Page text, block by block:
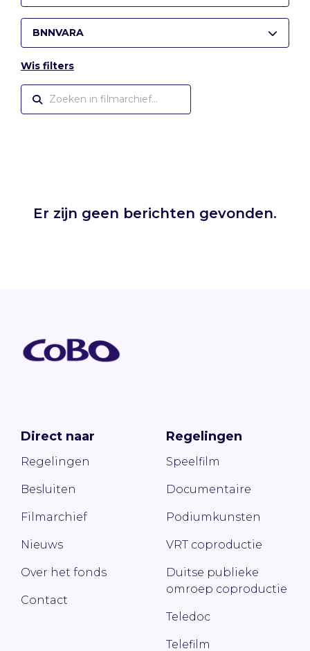
BNNVARA
Wis filters
Er zijn geen berichten gevonden.
Direct naar
Regelingen
Besluiten
Filmarchief
Nieuws
Over het fonds
Contact
Regelingen
Speelfilm
Documentaire
Podiumkunsten
VRT coproductie
Duitse publieke
omroep coproductie
Teledoc
Telefilm